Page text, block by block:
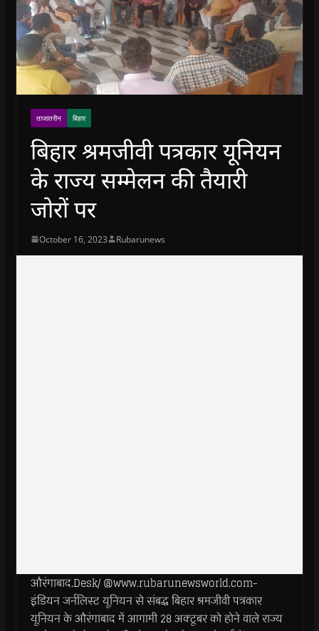
ताजातरीन बिहार
बिहार श्रमजीवी पत्रकार यूनियन
के राज्य सम्मेलन की तैयारी
जोरों पर
October 16, 2023 Rubarunews
औरंगाबाद.Desk/ @www.rubarunewsworld.com-
इंडियन जर्नलिस्ट यूनियन से संबद्ध बिहार श्रमजीवी पत्रकार
यूनियन के औरंगाबाद में आगामी 28 अक्टूबर को होने वाले राज्य